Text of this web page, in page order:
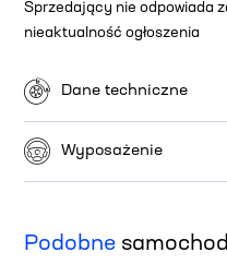
Sprzedający nie odpowiada
nieaktualność ogłoszenia
Dane techniczne
Wyposażenie
Podobne